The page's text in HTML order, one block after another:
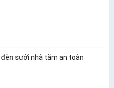
sưởi nhà tắm an toàn